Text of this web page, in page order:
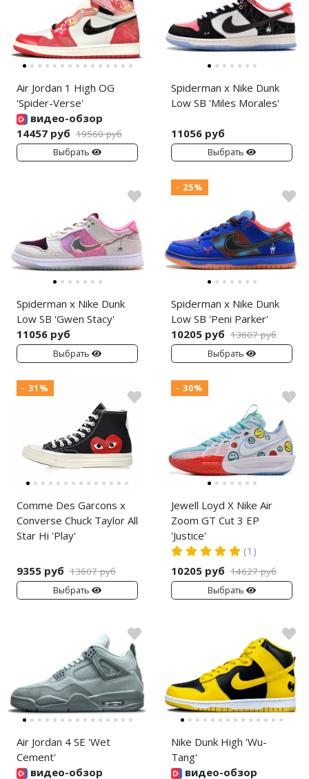
Air Jordan 1 High OG
'Spider-Verse'
видео-обзор
14457 руб 19560 руб
Выбрать
Spiderman x Nike Dunk
Low SB 'Miles Morales'
11056 руб
Выбрать
Spiderman x Nike Dunk
Low SB 'Gwen Stacy'
11056 руб
Выбрать
- 25%
Spiderman x Nike Dunk
Low SB 'Peni Parker'
10205 руб 13607 руб
Выбрать
- 31%
Comme Des Garcons x
Converse Chuck Taylor All
Star Hi 'Play'
9355 руб 13607 руб
Выбрать
- 30%
Jewell Loyd X Nike Air
Zoom GT Cut 3 EP
'Justice'
(1)
10205 руб 14627 руб
Выбрать
Air Jordan 4 SE 'Wet
Cement'
видео-обзор
Nike Dunk High 'Wu-
Tang'
видео-обзор